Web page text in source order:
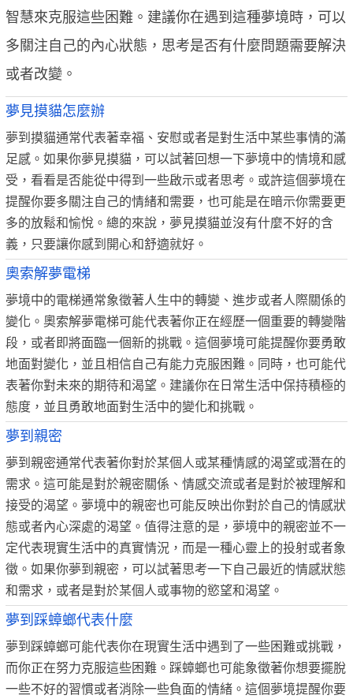
智慧來克服這些困難。建議你在遇到這種夢境時，可以
多關注自己的內心狀態，思考是否有什麼問題需要解決
或者改變。
夢見摸貓怎麼辦
夢到摸貓通常代表著幸福、安慰或者是對生活中某些事情的滿
足感。如果你夢見摸貓，可以試著回想一下夢境中的情境和感
受，看看是否能從中得到一些啟示或者思考。或許這個夢境在
提醒你要多關注自己的情緒和需要，也可能是在暗示你需要更
多的放鬆和愉悅。總的來說，夢見摸貓並沒有什麼不好的含
義，只要讓你感到開心和舒適就好。
奧索解夢電梯
夢境中的電梯通常象徵著人生中的轉變、進步或者人際關係的
變化。奧索解夢電梯可能代表著你正在經歷一個重要的轉變階
段，或者即將面臨一個新的挑戰。這個夢境可能提醒你要勇敢
地面對變化，並且相信自己有能力克服困難。同時，也可能代
表著你對未來的期待和渴望。建議你在日常生活中保持積極的
態度，並且勇敢地面對生活中的變化和挑戰。
夢到親密
夢到親密通常代表著你對於某個人或某種情感的渴望或潛在的
需求。這可能是對於親密關係、情感交流或者是對於被理解和
接受的渴望。夢境中的親密也可能反映出你對於自己的情感狀
態或者內心深處的渴望。值得注意的是，夢境中的親密並不一
定代表現實生活中的真實情況，而是一種心靈上的投射或者象
徵。如果你夢到親密，可以試著思考一下自己最近的情感狀態
和需求，或者是對於某個人或事物的慾望和渴望。
夢到踩蟑螂代表什麼
夢到踩蟑螂可能代表你在現實生活中遇到了一些困難或挑戰，
而你正在努力克服這些困難。踩蟑螂也可能象徵著你想要擺脫
一些不好的習慣或者消除一些負面的情緒。這個夢境提醒你要